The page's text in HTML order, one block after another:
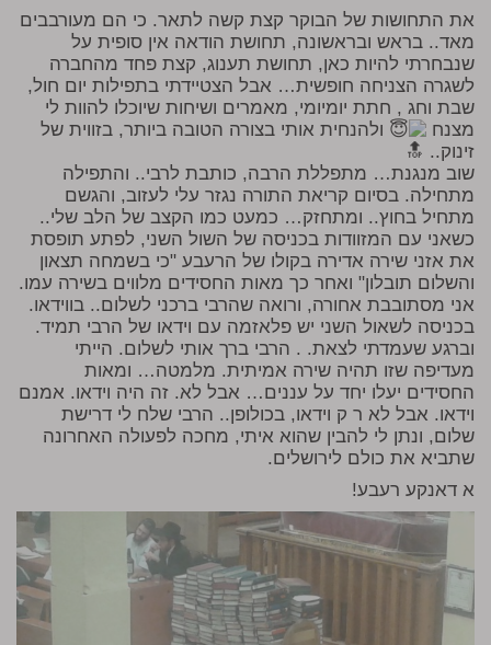
את התחושות של הבוקר קצת קשה לתאר. כי הם מעורבבים
מאד.. בראש ובראשונה, תחושת הודאה אין סופית על
שנבחרתי להיות כאן, תחושת תענוג, קצת פחד מהחברה
לשגרה הצניחה חופשית… אבל הצטיידתי בתפילות יום חול,
שבת וחג , חתת יומיומי, מאמרים ושיחות שיוכלו להוות לי
מצנח
ולהנחית אותי בצורה הטובה ביותר, בזווית של
זינוק.. 🔝
שוב מנגנת… מתפללת הרבה, כותבת לרבי.. והתפילה
מתחילה. בסיום קריאת התורה נגזר עלי לעזוב, והגשם
מתחיל בחוץ.. ומתחזק… כמעט כמו הקצב של הלב שלי..
כשאני עם המזוודות בכניסה של השול השני, לפתע תופסת
את אזני שירה אדירה בקולו של הרעבע "כי בשמחה תצאון
והשלום תובלון" ואחר כך מאות החסידים מלווים בשירה עמו.
אני מסתובבת אחורה, ורואה שהרבי ברכני לשלום.. בווידאו.
בכניסה לשאול השני יש פלאזמה עם וידאו של הרבי תמיד.
וברגע שעמדתי לצאת. . הרבי ברך אותי לשלום. הייתי
מעדיפה שזו תהיה שירה אמיתית. מלמטה… ומאות
החסידים יעלו יחד על עננים… אבל לא. זה היה וידאו. אמנם
וידאו. אבל לא ר ק וידאו, בכולופן.. הרבי שלח לי דרישת
שלום, ונתן לי להבין שהוא איתי, מחכה לפעולה האחרונה
שתביא את כולם לירושלים.
א דאנקע רעבע!